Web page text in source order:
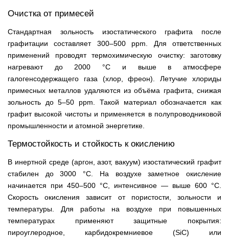
Очистка от примесей
Стандартная зольность изостатического графита после
графитации составляет 300–500 ppm. Для ответственных
применений проводят термохимическую очистку: заготовку
нагревают до 2000 °C и выше в атмосфере
галогенсодержащего газа (хлор, фреон). Летучие хлориды
примесных металлов удаляются из объёма графита, снижая
зольность до 5–50 ppm. Такой материал обозначается как
графит высокой чистоты и применяется в полупроводниковой
промышленности и атомной энергетике.
Термостойкость и стойкость к окислению
В инертной среде (аргон, азот, вакуум) изостатический графит
стабилен до 3000 °C. На воздухе заметное окисление
начинается при 450–500 °C, интенсивное — выше 600 °C.
Скорость окисления зависит от пористости, зольности и
температуры. Для работы на воздухе при повышенных
температурах применяют защитные покрытия:
пироуглеродное, карбидокремниевое (SiC) или